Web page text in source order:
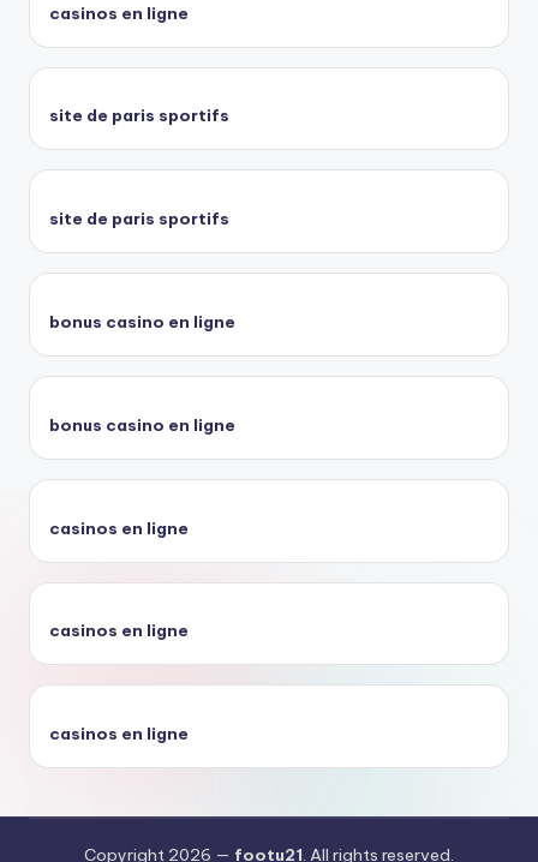
casinos en ligne
site de paris sportifs
site de paris sportifs
bonus casino en ligne
bonus casino en ligne
casinos en ligne
casinos en ligne
casinos en ligne
Copyright 2026 — footu21. All rights reserved.